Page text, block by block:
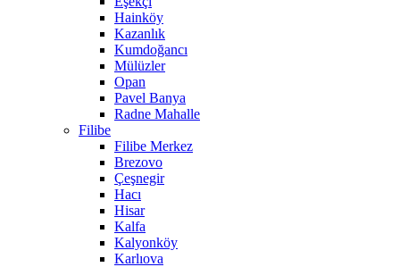
Hainköy
Kazanlık
Kumdoğancı
Mülüzler
Opan
Pavel Banya
Radne Mahalle
Filibe
Filibe Merkez
Brezovo
Çeşnegir
Hacı
Hisar
Kalfa
Kalyonköy
Karlıova